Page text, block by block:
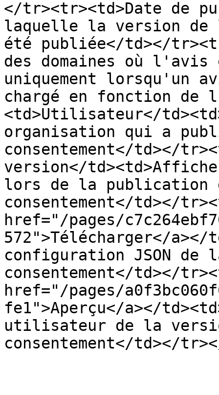
</tr><tr><td>Date de
laquelle la version de
été publiée</td></
des domaines où
uniquement lorsqu'un
chargé en fonction
<td>Utilisateur</
organisation qui a
consentement</td></
version</
lors de la publication
consentement</td></
href="/pages/
572">Télécharger</
configuration JSON
consentement</td></
href="/pages/
fe1">Aperçu</a></
utilisateur de la
consentement</td></